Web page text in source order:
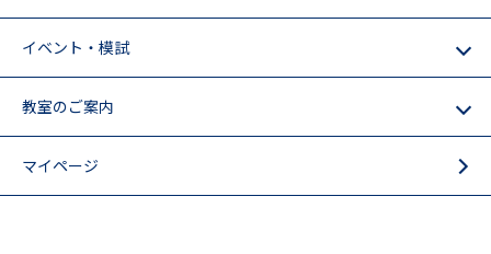
イベント・模試
教室のご案内
マイページ